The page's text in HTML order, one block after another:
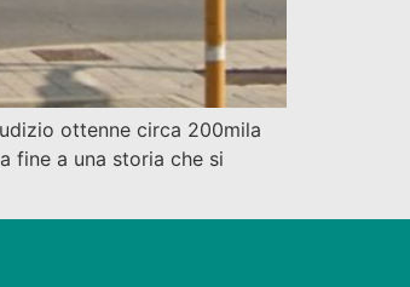
ottenne circa 200mila
fine a una storia che si